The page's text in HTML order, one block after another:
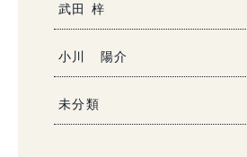
武田 梓
小川 陽介
未分類